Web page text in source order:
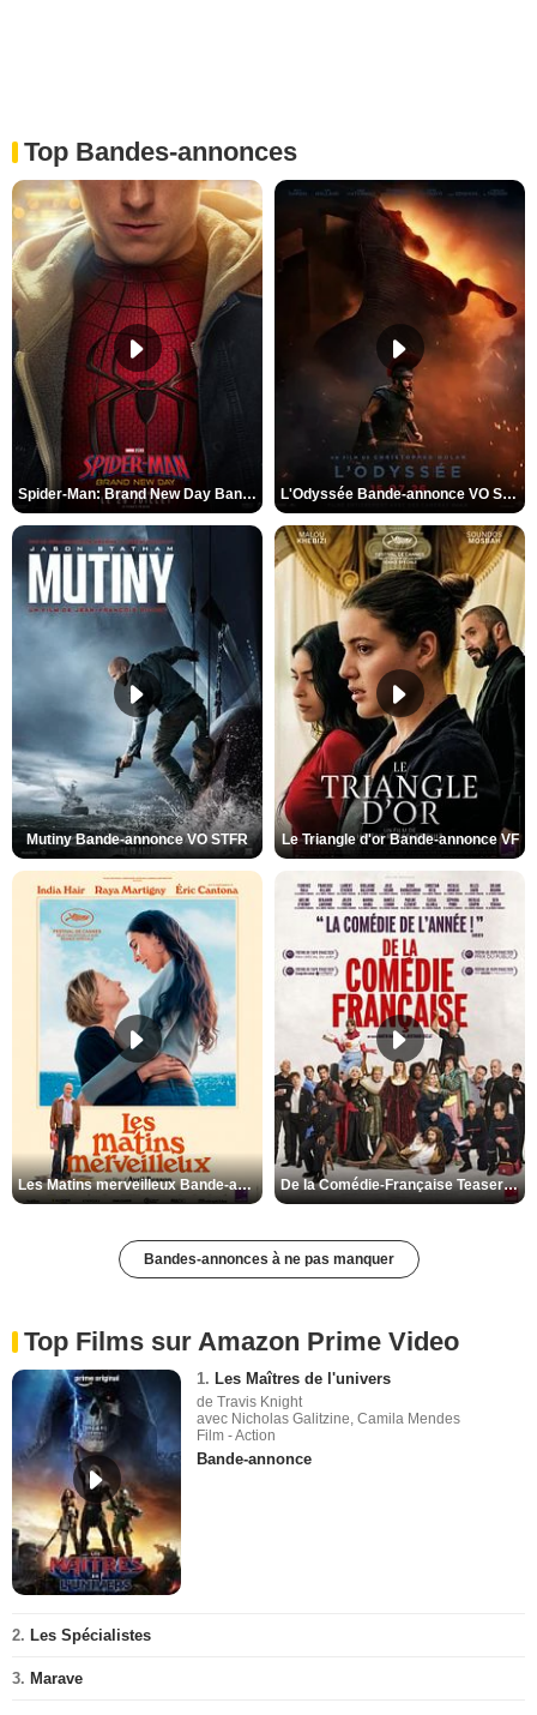
Top Bandes-annonces
Spider-Man: Brand New Day Bande-annonce VO STFR L'Odyssée Bande-annonce VO STFR
Mutiny Bande-annonce VO STFR Le Triangle d'or Bande-annonce VF
Les Matins merveilleux Bande-annonce VF De la Comédie-Française Teaser VF
Bandes-annonces à ne pas manquer
Top Films sur Amazon Prime Video
1. Les Maîtres de l'univers
de Travis Knight
avec Nicholas Galitzine, Camila Mendes
Film - Action
Bande-annonce
2. Les Spécialistes
3. Marave